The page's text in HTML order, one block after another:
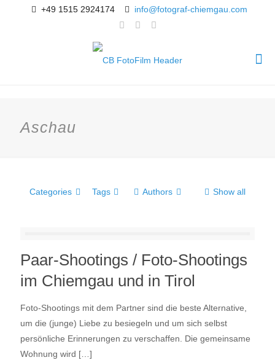
+49 1515 2924174 info@fotograf-chiemgau.com
Aschau
Categories Tags Authors Show all
Paar-Shootings / Foto-Shootings
im Chiemgau und in Tirol
Foto-Shootings mit dem Partner sind die beste Alternative,
um die (junge) Liebe zu besiegeln und um sich selbst
persönliche Erinnerungen zu verschaffen. Die gemeinsame
Wohnung wird […]